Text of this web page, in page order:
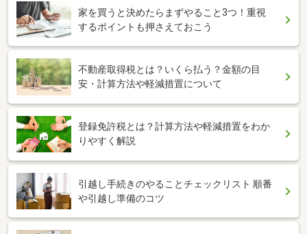
家を買うと決めたらまずやること3つ！重視
するポイントも押さえておこう
不動産取得税とは？いくら払う？金額の目
安・計算方法や軽減措置について
登録免許税とは？計算方法や軽減措置をわか
りやすく解説
引越し手続きのやることチェックリスト 順番
や引越し準備のコツ